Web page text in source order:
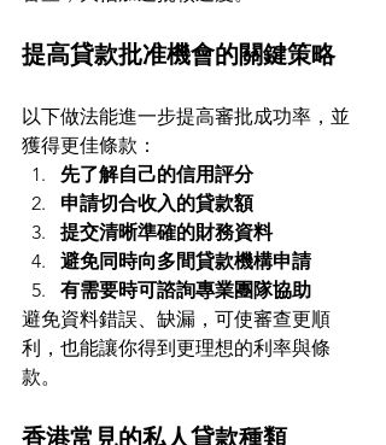
提高貸款批准機會的關鍵策略
以下做法能進一步提高審批成功率，並
獲得更佳條款：
先了解自己的信用評分
申請切合收入的貸款額
提交清晰準確的財務資料
避免同時向多間貸款機構申請
有需要時可諮詢專業團隊協助
避免資料錯誤、缺漏，可使審查更順
利，也能讓你得到更理想的利率與條
款。
香港常見的私人貸款種類